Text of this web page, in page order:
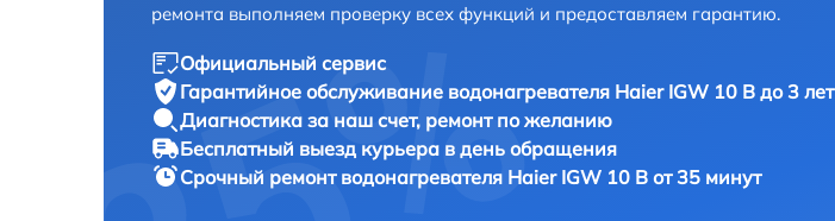
ремонта выполняем проверку всех функций и предоставляем гарантию.
Официальный сервис
Гарантийное обслуживание водонагревателя Haier IGW 10 B до 3 лет
Диагностика за наш счет, ремонт по желанию
Бесплатный выезд курьера в день обращения
Срочный ремонт водонагревателя Haier IGW 10 B от 35 минут